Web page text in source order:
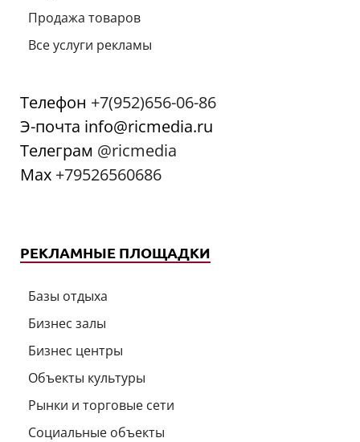
Продажа товаров
Все услуги рекламы
Телефон +7(952)656-06-86
Э-почта info@ricmedia.ru
Телеграм @ricmedia
Мах +79526560686
РЕКЛАМНЫЕ ПЛОЩАДКИ
Базы отдыха
Бизнес залы
Бизнес центры
Объекты культуры
Рынки и торговые сети
Социальные объекты